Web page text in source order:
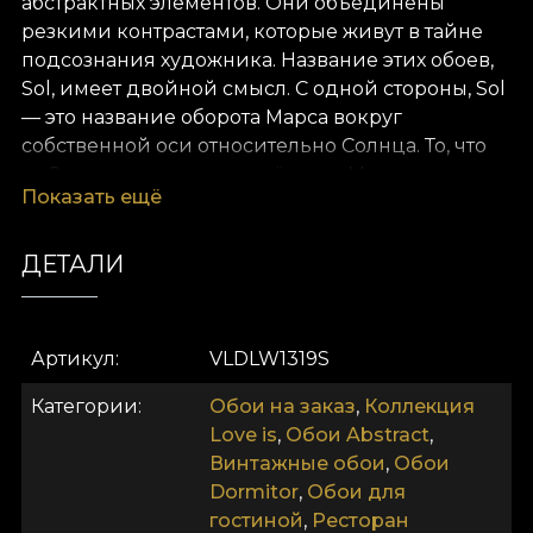
резкими контрастами, которые живут в тайне
подсознания художника. Название этих обоев,
Sol, имеет двойной смысл. С одной стороны, Sol
— это название оборота Марса вокруг
собственной оси относительно Солнца. То, что
называется Sol. С другой стороны, Sol отсылает к
одиночеством. Вы не узнаете, что такое любовь,
полюбите себя. Дизайн обоев Sol — абстрактная
интерпретация дня любви в одиночестве. Мы
открываем двери в сюрреализм и меняем опыт
человека, который купит обои из коллекции
Love is. Мы уравновесим рациональное
восприятие видением, признающим силу
бессознательного и снов. Приглашаем вас
Показать ещё
ДЕТАЛИ
Артикул VLDLW1319S
Категории Обои на заказ, Коллекция
Love is, Обои Abstract,
Винтажные обои, Обои
Dormitor, Обои для
гостиной, Ресторан